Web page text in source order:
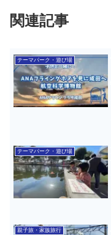
関連記事
テーマパーク・遊び場
テーマパーク・遊び場
親子旅・家族旅行